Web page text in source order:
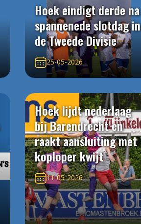
Hoek eindigt derde na
spannenede slotdag in
de Tweede Divisie
25-05-2026
Hoek lijdt nederlaag
bij Barendrecht en
raakt aansluiting met
koploper kwijt
11-05-2026